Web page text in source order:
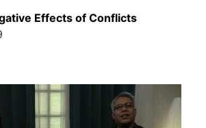
باید بسازیم نه ما رای حل بهتر را
پشت روی ما درست است که ما بتانیم
چون اخدا میمانه اگر ما اشتناب
خود در دلای اردی ما میمانه و این
موضوعاتی که مثلا بین زن شوهر در
Effects of Conflicts